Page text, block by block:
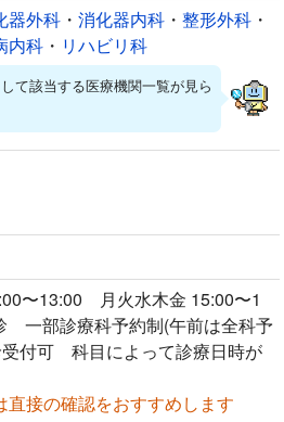
器外科 ・ 消化器内科 ・ 整形外科 ・
内科 ・ リハビリ科
て該当する医療機関一覧が見ら
〜13:00 月火水木金 15:00〜1
一部診療科予約制(午前は全科予
付可 科目によって診療日時が
直接の確認をおすすめします